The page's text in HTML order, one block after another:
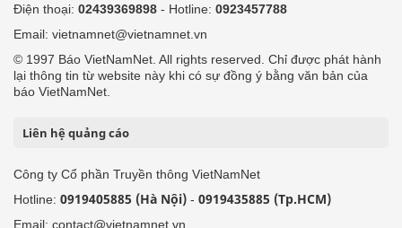
Điện thoại: 02439369898 - Hotline: 0923457788
Email: vietnamnet@vietnamnet.vn
© 1997 Báo VietNamNet. All rights reserved. Chỉ được phát hành
lại thông tin từ website này khi có sự đồng ý bằng văn bản của
báo VietNamNet.
Liên hệ quảng cáo
Công ty Cổ phần Truyền thông VietNamNet
Hotline: 0919405885 (Hà Nội) - 0919435885 (Tp.HCM)
Email: contact@vietnamnet.vn